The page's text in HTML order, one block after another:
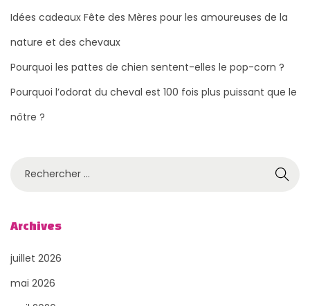
i
o
n
d
e
l
i
c
Idées cadeaux Fête des Mères pour les amoureuses de la
nature et des chevaux
Pourquoi les pattes de chien sentent-elles le pop-corn ?
Pourquoi l’odorat du cheval est 100 fois plus puissant que le
nôtre ?
h
r
c
Archives
juillet 2026
mai 2026